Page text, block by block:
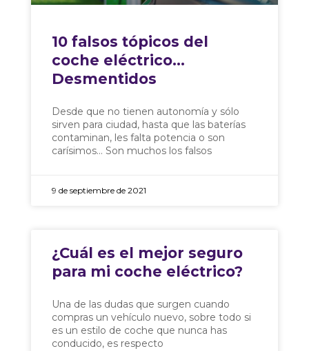
10 falsos tópicos del
coche eléctrico…
Desmentidos
Desde que no tienen autonomía y sólo
sirven para ciudad, hasta que las baterías
contaminan, les falta potencia o son
carísimos… Son muchos los falsos
9 de septiembre de 2021
¿Cuál es el mejor seguro
para mi coche eléctrico?
Una de las dudas que surgen cuando
compras un vehículo nuevo, sobre todo si
es un estilo de coche que nunca has
conducido, es respecto